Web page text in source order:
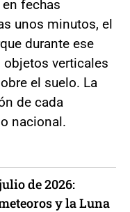
fechas
unos minutos, el
durante ese
verticales
el suelo. La
de cada
nacional.
de 2026:
y la Luna